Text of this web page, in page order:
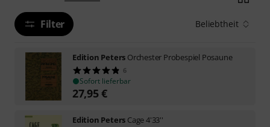
Filter Beliebtheit
Edition Peters Orchester Probespiel Posaune
6
Sofort lieferbar
27,95€
Edition Peters Cage 4'33''